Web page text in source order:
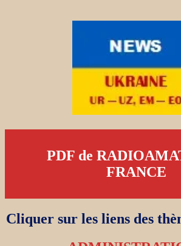
PDF de
FRANCE
Cliquer sur les liens des